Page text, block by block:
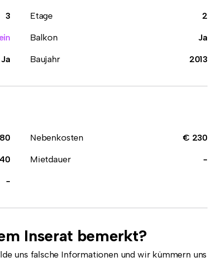
3 Etage
2
Balkon
Ja
Ja Baujahr 2013
Nebenkosten
€ 230
Mietdauer
-
-
Inserat bemerkt?
uns falsche Informationen und wir kümmern uns